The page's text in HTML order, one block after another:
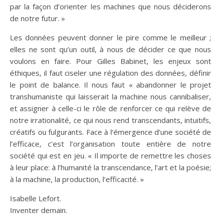
par la façon d’orienter les machines que nous déciderons
de notre futur. »
Les données peuvent donner le pire comme le meilleur ;
elles ne sont qu’un outil, à nous de décider ce que nous
voulons en faire. Pour Gilles Babinet, les enjeux sont
éthiques, il faut ciseler une régulation des données, définir
le point de balance. Il nous faut « abandonner le projet
transhumaniste qui laisserait la machine nous cannibaliser,
et assigner à celle-ci le rôle de renforcer ce qui relève de
notre irrationalité, ce qui nous rend transcendants, intuitifs,
créatifs ou fulgurants. Face à l’émergence d’une société de
l’efficace, c’est l’organisation toute entière de notre
société qui est en jeu. « Il importe de remettre les choses
à leur place: à l’humanité la transcendance, l’art et la poésie;
à la machine, la production, l’efficacité. »
Isabelle Lefort.
Inventer demain.